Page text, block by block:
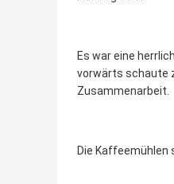
Es war eine
vorwärts schaute
Zusammenarbeit.
Die Kaffeemühlen